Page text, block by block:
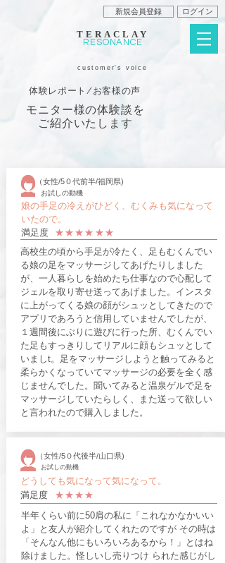
新規会員登録
TERACLAY
RESONANCE
ログイン
customer's voice
体験レポート/お客様の声
​モニター様の体験談を
ご紹介いたします
（女性/5０代前半/福岡県)
お試しの動機
娘の手足の冷えがひどく、むくみも気になって
いたので。
​満足度
​★★★​★★★
高校生の頃から手足が冷たく、足もむくんでい
る娘の足をマッサージしてあげたりしました
が、一人暮らしを始めたち仕事なので心配して
ジェルを取り寄せ送ってあげました。インスタ
に上がってくる娘の顔がシュッとしてきたので
アプリであろうと信用していませんでしたが、
１週間後にぶりに遊びに行った所、むくんでい
た足もすっきりしてリアルに顔もシュッとして
いましt。足をマッサージしようと触ってみると
柔らかくなっていてマッサージの必要を全く感
じませんでした。聞いてみると温泉ゲルで足を
マッサージしていたらしく、また送って欲しい
と言われたので購入しました。
（女性/5０代後半/山口県)
お試しの動機
どうしても気になって気になって。
​満足度
​★★★​★
半年くらい前に50肩の私に「これなかなかいい
よ」と友人が紹介してくれたのですが その時は
「そんなん他にもいろいろあるから！」とはね
除けました。怪しいし売りつけ られた感じがし